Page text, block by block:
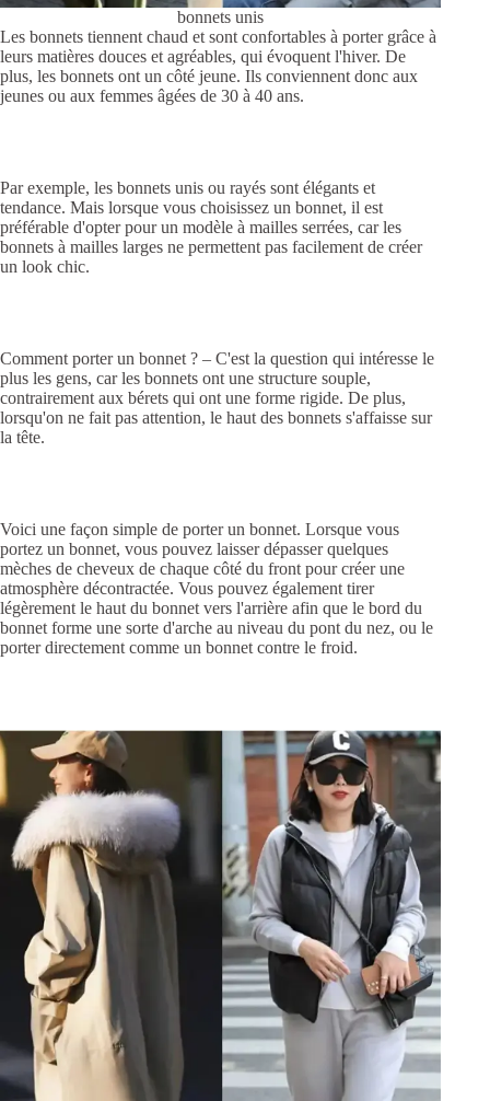
bonnets unis
Les bonnets tiennent chaud et sont confortables à porter grâce à
leurs matières douces et agréables, qui évoquent l'hiver. De
plus, les bonnets ont un côté jeune. Ils conviennent donc aux
jeunes ou aux femmes âgées de 30 à 40 ans.
Par exemple, les bonnets unis ou rayés sont élégants et
tendance. Mais lorsque vous choisissez un bonnet, il est
préférable d'opter pour un modèle à mailles serrées, car les
bonnets à mailles larges ne permettent pas facilement de créer
un look chic.
Comment porter un bonnet ? – C'est la question qui intéresse le
plus les gens, car les bonnets ont une structure souple,
contrairement aux bérets qui ont une forme rigide. De plus,
lorsqu'on ne fait pas attention, le haut des bonnets s'affaisse sur
la tête.
Voici une façon simple de porter un bonnet. Lorsque vous
portez un bonnet, vous pouvez laisser dépasser quelques
mèches de cheveux de chaque côté du front pour créer une
atmosphère décontractée. Vous pouvez également tirer
légèrement le haut du bonnet vers l'arrière afin que le bord du
bonnet forme une sorte d'arche au niveau du pont du nez, ou le
porter directement comme un bonnet contre le froid.